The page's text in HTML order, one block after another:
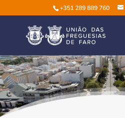
+351 289 889 760